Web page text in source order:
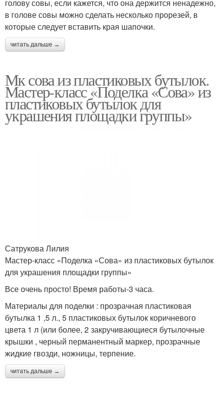
голову совы, если кажется, что она держится ненадежно,
в голове совы можно сделать несколько прорезей, в
которые следует вставить края шапочки.
читать дальше →
Мк сова из пластиковых бутылок.
Мастер-класс «Поделка «Сова» из
пластиковых бутылок для
украшения площадки группы»
Сатрукова Лилия
Мастер-класс «Поделка «Сова» из пластиковых бутылок
для украшения площадки группы»
Все очень просто! Время работы-3 часа.
Материалы для поделки : прозрачная пластиковая
бутылка 1 ,5 л., 5 пластиковых бутылок коричневого
цвета 1 л (или более, 2 закручивающиеся бутылочные
крышки , черный перманентный маркер, прозрачные
жидкие гвозди, ножницы, терпение.
читать дальше →